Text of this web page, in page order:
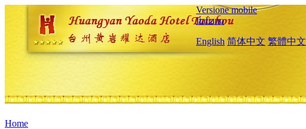
Versione mobile
Italiano
English 简体中文 繁體中文
Home